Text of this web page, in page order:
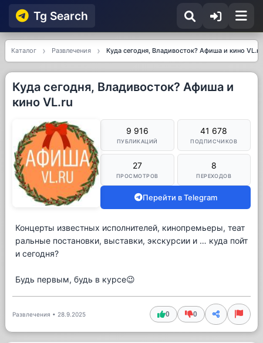
Tg Searсh
Каталог Развлечения Куда сегодня, Владивосток? Афиша и кино VL.ru
Куда сегодня, Владивосток? Афиша и
кино VL.ru
9 916
ПУБЛИКАЦИЙ
41 678
ПОДПИСЧИКОВ
27
ПРОСМОТРОВ
8
ПЕРЕХОДОВ
Перейти в Telegram
Концерты известных исполнителей, кинопремьеры, теат
ральные постановки, выставки, экскурсии и … куда пойт
и сегодня?
Будь первым, будь в курсе😉
Развлечения • 28.9.2025 0 0